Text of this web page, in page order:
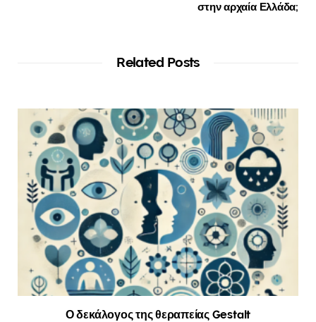
στην αρχαία Ελλάδα;
Related Posts
Ο δεκάλογος της θεραπείας Gestalt